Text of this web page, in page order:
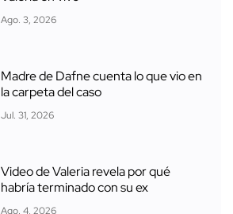
Ago. 3, 2026
Madre de Dafne cuenta lo que vio en
la carpeta del caso
Jul. 31, 2026
Video de Valeria revela por qué
habría terminado con su ex
Ago. 4, 2026